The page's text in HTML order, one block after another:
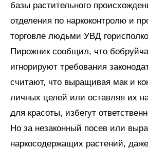
базы растительного
отделения по наркоконтролю и
торговле людьми УВД
Пирожник сообщил, что
игнорируют требования
считают, что выращивая мак и
личных целей или оставляя их
для красоты, избегут
Но за незаконный посев или
наркосодержащих растений,